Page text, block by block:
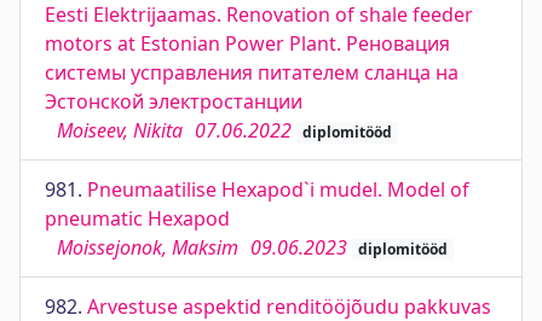
Eesti Elektrijaamas. Renovation of shale feeder
motors at Estonian Power Plant. Реновация
системы усправления питателем сланца на
Эстонской электростанции
Moiseev, Nikita 07.06.2022 diplomitööd
981. Pneumaatilise Hexapod`i mudel. Model of
pneumatic Hexapod
Moissejonok, Maksim 09.06.2023 diplomitööd
982. Arvestuse aspektid renditööjõudu pakkuvas